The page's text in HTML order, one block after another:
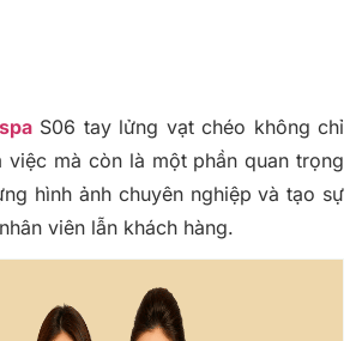
S06 tay lửng vạt chéo không chỉ
việc mà còn là một phần quan trọng
hình ảnh chuyên nghiệp và tạo sự
viên lẫn khách hàng.